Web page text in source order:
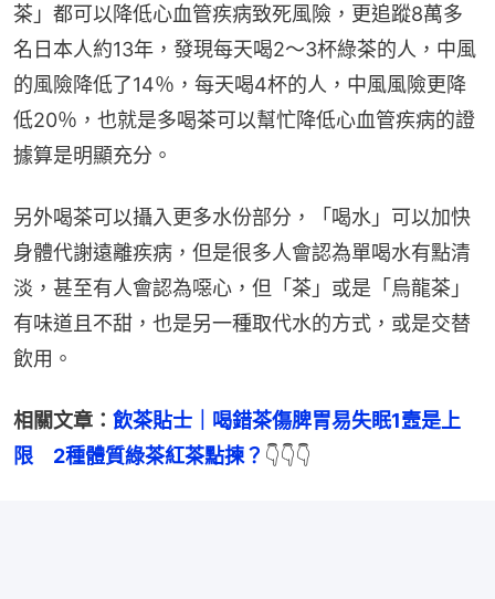
茶」都可以降低心血管疾病致死風險，更追蹤8萬多
名日本人約13年，發現每天喝2～3杯綠茶的人，中風
的風險降低了14％，每天喝4杯的人，中風風險更降
低20％，也就是多喝茶可以幫忙降低心血管疾病的證
據算是明顯充分。
另外喝茶可以攝入更多水份部分，「喝水」可以加快
身體代謝遠離疾病，但是很多人會認為單喝水有點清
淡，甚至有人會認為噁心，但「茶」或是「烏龍茶」
有味道且不甜，也是另一種取代水的方式，或是交替
飲用。
相關文章： 飲茶貼士｜喝錯茶傷脾胃易失眠1壼是上
限　2種體質綠茶紅茶點揀？ 👇👇👇